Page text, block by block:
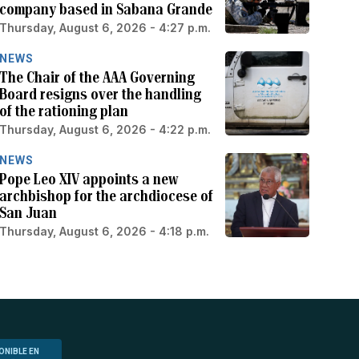
company based in Sabana Grande
Thursday, August 6, 2026 - 4:27 p.m.
NEWS
The Chair of the AAA Governing
Board resigns over the handling
of the rationing plan
Thursday, August 6, 2026 - 4:22 p.m.
NEWS
Pope Leo XIV appoints a new
archbishop for the archdiocese of
San Juan
Thursday, August 6, 2026 - 4:18 p.m.
EN